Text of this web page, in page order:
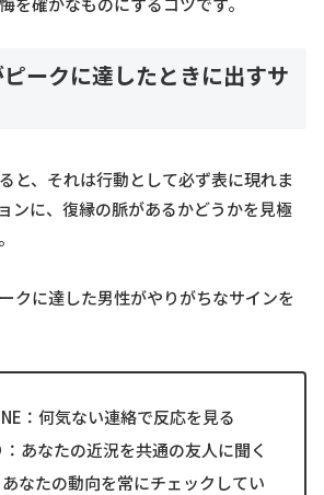
ークに達したときに出すサ
と、それは行動として必ず表に現れま
ンに、復縁の脈があるかどうかを見極
クに達した男性がやりがちなサインを
：何気ない連絡で反応を見る
あなたの近況を共通の友人に聞く
なたの動向を常にチェックしてい